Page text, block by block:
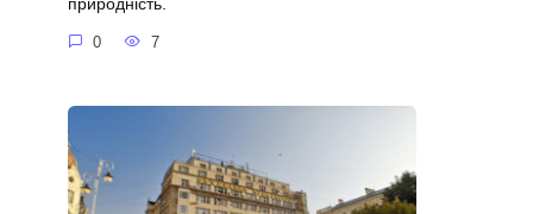
природність.
0 7